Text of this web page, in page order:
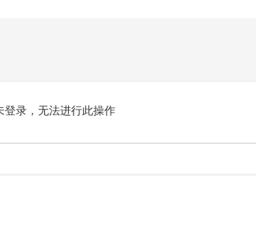
登录，无法进行此操作